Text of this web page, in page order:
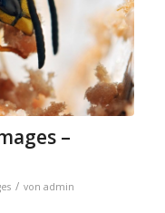
–
/ von admin